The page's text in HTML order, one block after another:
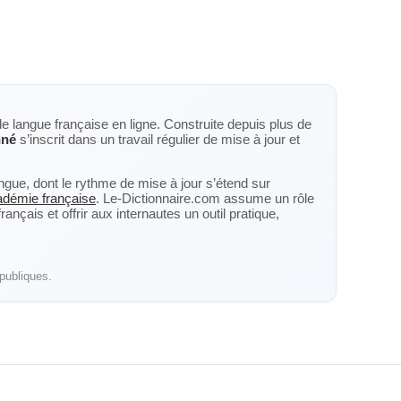
langue française en ligne. Construite depuis plus de
s’inscrit dans un travail régulier de mise à jour et
dont le rythme de mise à jour s’étend sur
française. Le-Dictionnaire.com assume un rôle
et offrir aux internautes un outil pratique,